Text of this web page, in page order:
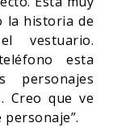
la historia de
vestuario.
esta
personajes
Creo que ve